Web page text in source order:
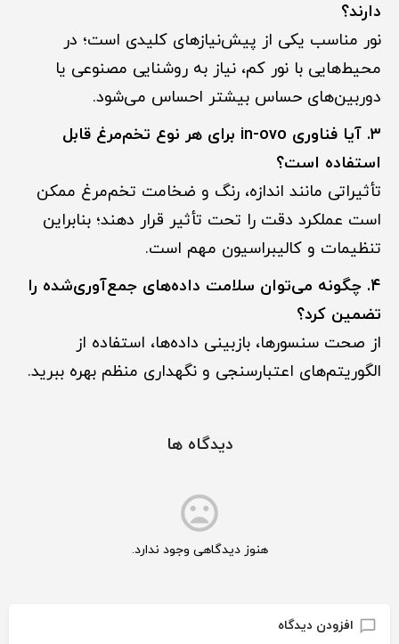
دارند؟
نور مناسب یکی از پیش‌نیازهای کلیدی است؛ در
محیط‌هایی با نور کم، نیاز به روشنایی مصنوعی یا
دوربین‌های حساس بیشتر احساس می‌شود.
۳. آیا فناوری in-ovo برای هر نوع تخم‌مرغ قابل
استفاده است؟
تأثیراتی مانند اندازه، رنگ و ضخامت تخم‌مرغ ممکن
است عملکرد دقت را تحت تأثیر قرار دهند؛ بنابراین
تنظیمات و کالیبراسیون مهم است.
۴. چگونه می‌توان سلامت داده‌های جمع‌آوری‌شده را
تضمین کرد؟
از صحت سنسورها، بازبینی داده‌ها، استفاده از
الگوریتم‌های اعتبارسنجی و نگهداری منظم بهره ببرید.
دیدگاه ها
هنوز دیدگاهی وجود ندارد.
افزودن دیدگاه